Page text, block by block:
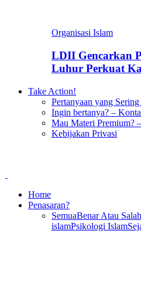
Organisasi Islam
LDII Gencarkan
Luhur Perkuat
Take Action!
Pertanyaan yang
Ingin bertanya? –
Mau Materi Premium?
Kebijakan Privasi
Home
Penasaran?
SemuaBenar Atau
islamPsikologi Islam